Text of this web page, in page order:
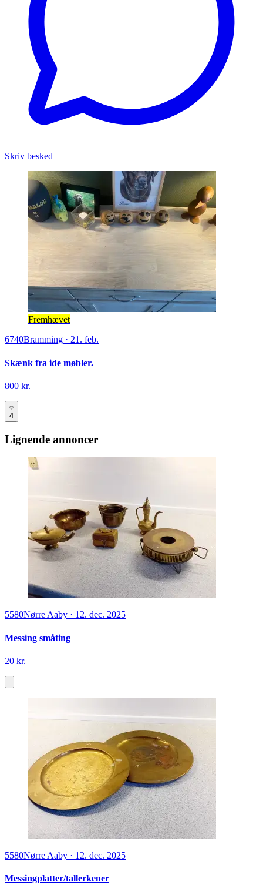
Skriv besked
Fremhævet
6740Bramming · 21. feb.
Skænk fra ide møbler.
800 kr.
4
Lignende annoncer
5580Nørre Aaby · 12. dec. 2025
Messing småting
20 kr.
5580Nørre Aaby · 12. dec. 2025
Messingplatter/tallerkener